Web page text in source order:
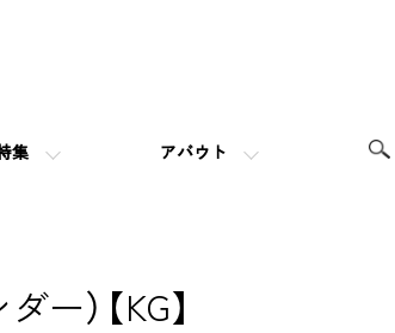
集 アバウト
）【KG】